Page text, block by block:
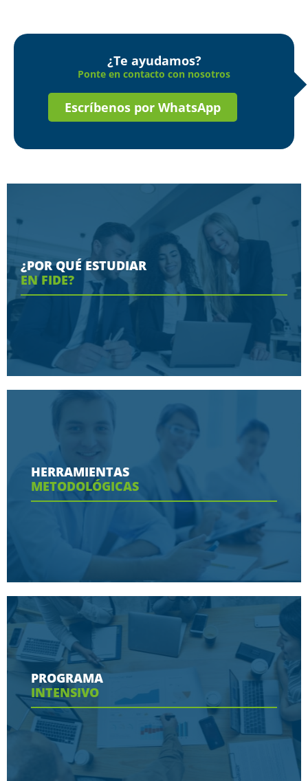
¿Te ayudamos?
Ponte en contacto con nosotros
Escríbenos por WhatsApp
¿POR QUÉ ESTUDIAR
EN FIDE?
Conoce aquí las razones porque nos eligen
Ver más
HERRAMIENTAS
METODOLÓGICAS
Conoce aquí las herramientas con las que
contaras en tu programa
Ver más
PROGRAMA
INTENSIVO